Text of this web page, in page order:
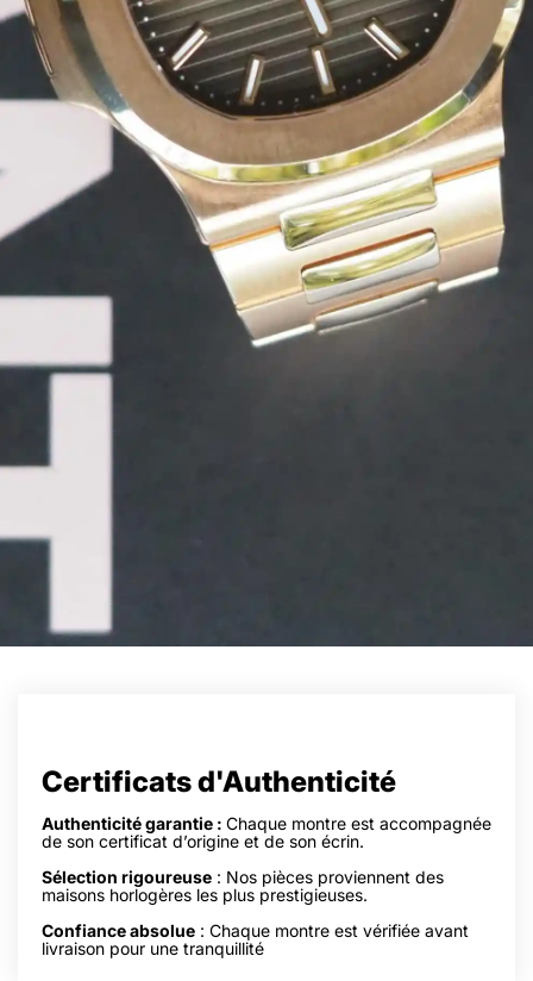
Vendez votre montre en toute confiance et sécurité.
Vendre une montre
Certificats d'Authenticité
Authenticité garantie : Chaque montre est accompagnée
de son certificat d’origine et de son écrin.
Sélection rigoureuse : Nos pièces proviennent des
maisons horlogères les plus prestigieuses.
Confiance absolue : Chaque montre est vérifiée avant
livraison pour une tranquillité